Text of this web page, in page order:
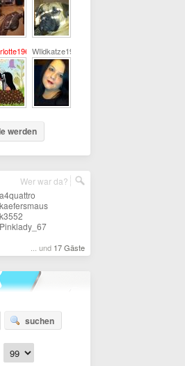
WIldkatze1973
werden
a4quattro
kaefersmaus
k3552
Pinklady_67
... und 17 Gäste
Wer war da?
suchen